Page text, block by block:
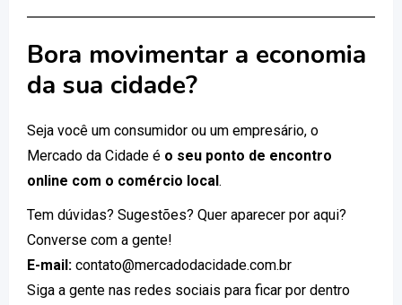
Bora movimentar a economia
da sua cidade?
Seja você um consumidor ou um empresário, o
Mercado da Cidade é o seu ponto de encontro
online com o comércio local.
Tem dúvidas? Sugestões? Quer aparecer por aqui?
Converse com a gente!
E-mail: contato@mercadodacidade.com.br
Siga a gente nas redes sociais para ficar por dentro